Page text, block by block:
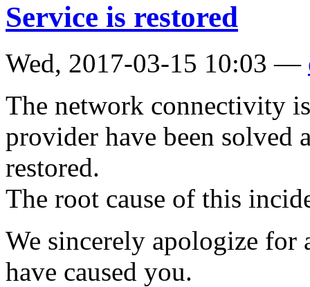
Service is restored
Wed, 2017-03-15 10:03 —
The network connectivity
provider have been solved
restored.
The root cause of this
We sincerely apologize for
have caused you.